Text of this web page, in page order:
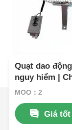
Quạt dao
nguy hiểm |
MOQ：2
Giá